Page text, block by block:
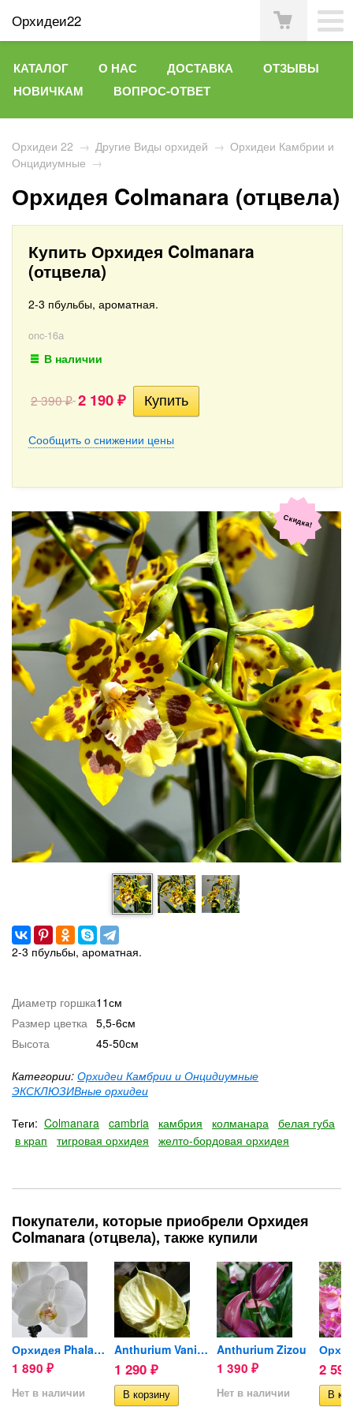
Орхидеи22
КАТАЛОГ О НАС ДОСТАВКА
ОТЗЫВЫ
НОВИЧКАМ
ВОПРОС-ОТВЕТ
Орхидеи 22 → Другие Виды орхидей → Орхидеи Камбрии и
Онцидиумные →
Орхидея Colmanara (отцвела)
Купить Орхидея Colmanara
(отцвела)
2-3 пбульбы, ароматная.
onc-16а
В наличии
2 390₽ 2 190 ₽
Сообщить о снижении цены
Скидка!
2-3 пбульбы, ароматная.
Диаметр горшка11см
Размер цветка 5,5-6см
Высота
45-50см
Категории: Орхидеи Камбрии и Онцидиумные
ЭКСКЛЮЗИВные орхидеи
Теги: Colmanara cambria камбрия колманара белая губа
в крап
тигровая орхидея желто-бордовая орхидея
Покупатели, которые приобрели Орхидея
Colmanara (отцвела), также купили
Орхидея Phalaenopsis Serena...
1 890 ₽
Нет в наличии
Anthurium Vanilla (отцвел)
1 290 ₽
Anthurium Zizou
1 390 ₽
Нет в наличии
2